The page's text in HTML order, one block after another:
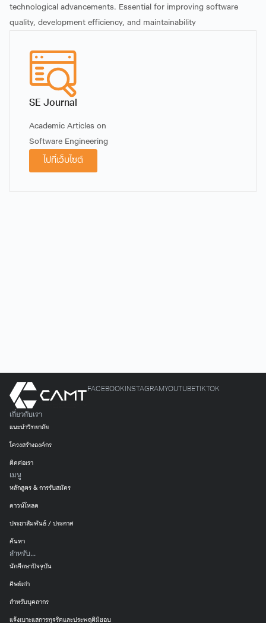
technological advancements. Essential for improving software
quality, development efficiency, and maintainability
SE Journal
Academic Articles on
Software Engineering
ไปที่เว็บไซต์
อาจารย์ ดร.วิภาวินี ไชยวิ
อาจารย์
เกี่ยวกับเรา
แนะนำวิทยาลัย
โครงสร้างองค์กร
ติดต่อเรา
เมนู
หลักสูตร & การรับสมัคร
ดาวน์โหลด
ประชาสัมพันธ์ / ประกาศ
ค้นหา
สำหรับ...
นักศึกษาปัจจุบัน
ศิษย์เก่า
สำหรับบุคลากร
แจ้งเบาะแสการทุจริตและประพฤติมิชอบ
FACEBOOK INSTAGRAMYOUTUBE TIKTOK